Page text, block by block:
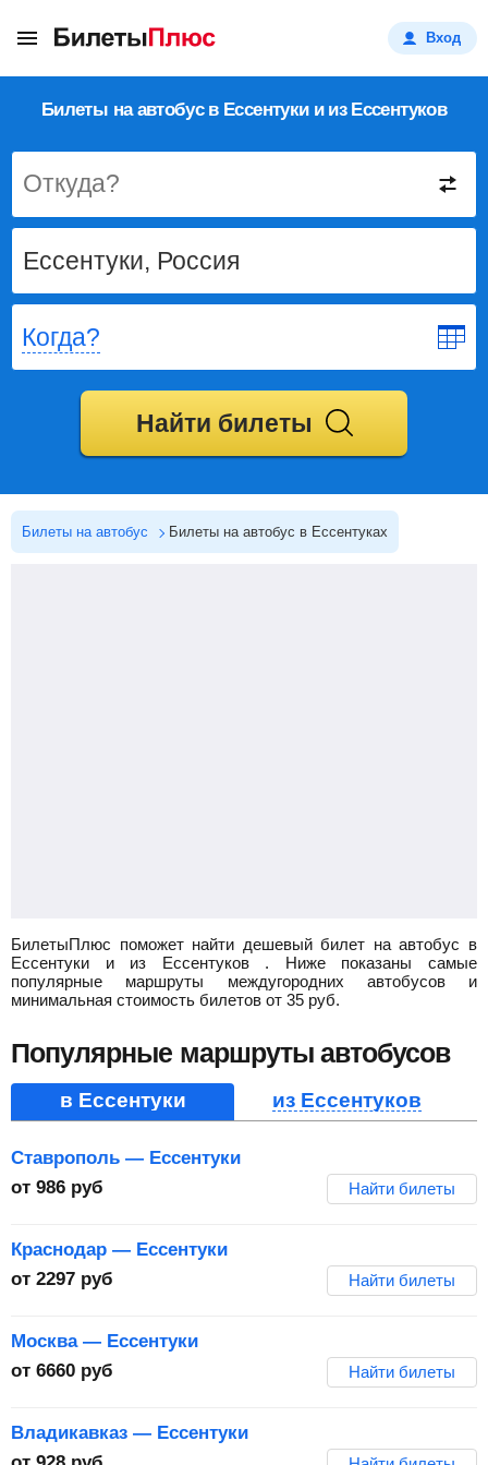
Вход
Билеты на автобус в Ессентуки и из Ессентуков
Откуда?
Когда?
Найти билеты
Билеты на автобус Билеты на автобус в Ессентуках
БилетыПлюс поможет найти дешевый билет на автобус в
Ессентуки и из Ессентуков . Ниже показаны самые
популярные маршруты междугородних автобусов и
минимальная стоимость билетов от 35 руб.
Популярные маршруты автобусов
в Ессентуки из Ессентуков
Ставрополь — Ессентуки
от 986 руб Найти билеты
Краснодар — Ессентуки
от 2297 руб Найти билеты
Москва — Ессентуки
от 6660 руб Найти билеты
Владикавказ — Ессентуки